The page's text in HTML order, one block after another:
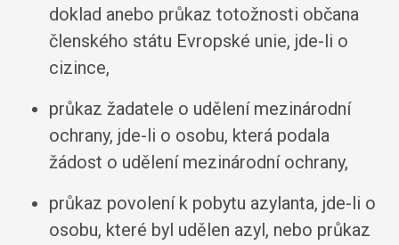
doklad anebo průkaz totožnosti občana
členského státu Evropské unie, jde-li o
cizince,
průkaz žadatele o udělení mezinárodní
ochrany, jde-li o osobu, která podala
žádost o udělení mezinárodní ochrany,
průkaz povolení k pobytu azylanta, jde-li o
osobu, které byl udělen azyl, nebo průkaz